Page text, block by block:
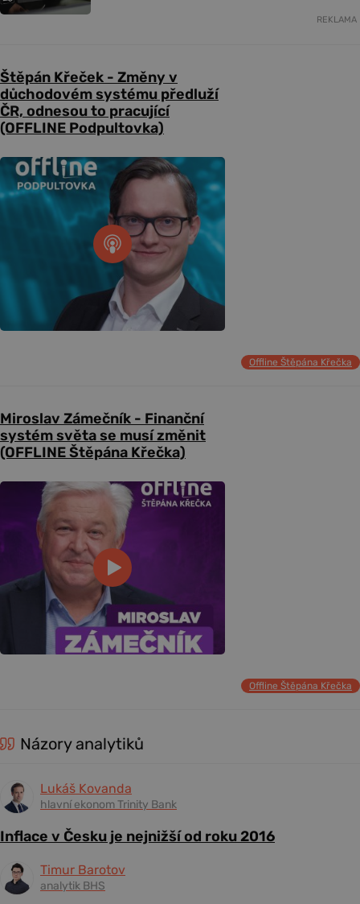
REKLAMA
Štěpán Křeček - Změny v
důchodovém systému předluží
ČR, odnesou to pracující
(OFFLINE Podpultovka)
Offline Štěpána Křečka
Miroslav Zámečník - Finanční
systém světa se musí změnit
(OFFLINE Štěpána Křečka)
Offline Štěpána Křečka
Názory analytiků
Lukáš Kovanda
hlavní ekonom Trinity Bank
Inflace v Česku je nejnižší od roku 2016
Timur Barotov
analytik BHS